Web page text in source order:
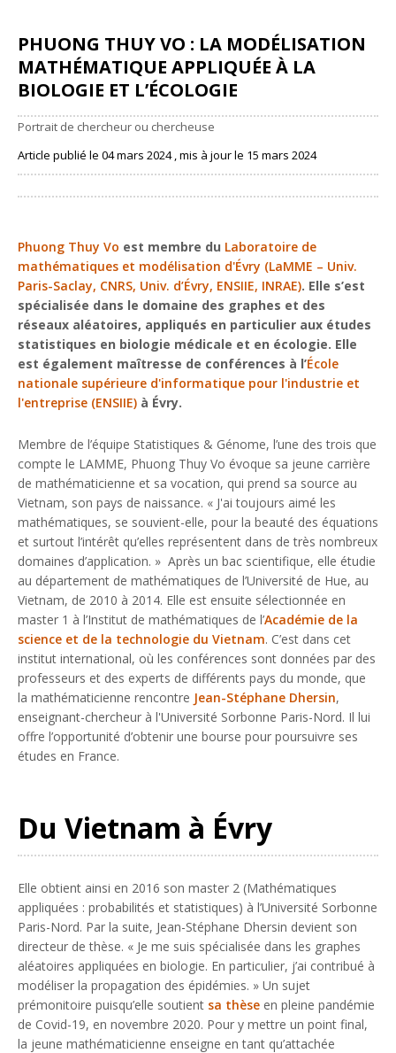
PHUONG THUY VO : LA MODÉLISATION
MATHÉMATIQUE APPLIQUÉE À LA
BIOLOGIE ET L’ÉCOLOGIE
Portrait de chercheur ou chercheuse
Article publié le 04 mars 2024 , mis à jour le 15 mars 2024
Phuong Thuy Vo est membre du Laboratoire de
mathématiques et modélisation d'Évry (LaMME – Univ.
Paris-Saclay, CNRS, Univ. d’Évry, ENSIIE, INRAE). Elle s’est
spécialisée dans le domaine des graphes et des
réseaux aléatoires, appliqués en particulier aux études
statistiques en biologie médicale et en écologie. Elle
est également maîtresse de conférences à l’École
nationale supérieure d'informatique pour l'industrie et
l'entreprise (ENSIIE) à Évry.
Membre de l’équipe Statistiques & Génome, l’une des trois que
compte le LAMME, Phuong Thuy Vo évoque sa jeune carrière
de mathématicienne et sa vocation, qui prend sa source au
Vietnam, son pays de naissance. « J'ai toujours aimé les
mathématiques, se souvient-elle, pour la beauté des équations
et surtout l’intérêt qu’elles représentent dans de très nombreux
domaines d’application. » Après un bac scientifique, elle étudie
au département de mathématiques de l’Université de Hue, au
Vietnam, de 2010 à 2014. Elle est ensuite sélectionnée en
master 1 à l’Institut de mathématiques de l’Académie de la
science et de la technologie du Vietnam. C’est dans cet
institut international, où les conférences sont données par des
professeurs et des experts de différents pays du monde, que
la mathématicienne rencontre Jean-Stéphane Dhersin,
enseignant-chercheur à l'Université Sorbonne Paris-Nord. Il lui
offre l’opportunité d’obtenir une bourse pour poursuivre ses
études en France.
Du Vietnam à Évry
Elle obtient ainsi en 2016 son master 2 (Mathématiques
appliquées : probabilités et statistiques) à l’Université Sorbonne
Paris-Nord. Par la suite, Jean-Stéphane Dhersin devient son
directeur de thèse. « Je me suis spécialisée dans les graphes
aléatoires appliquées en biologie. En particulier, j’ai contribué à
modéliser la propagation des épidémies. » Un sujet
prémonitoire puisqu’elle soutient sa thèse en pleine pandémie
de Covid-19, en novembre 2020. Pour y mettre un point final,
la jeune mathématicienne enseigne en tant qu’attachée